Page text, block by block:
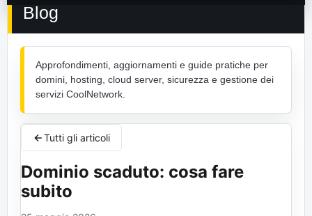
Blog
Approfondimenti, aggiornamenti e guide pratiche per
domini, hosting, cloud server, sicurezza e gestione dei
servizi CoolNetwork.
Tutti gli articoli
Dominio scaduto: cosa fare
subito